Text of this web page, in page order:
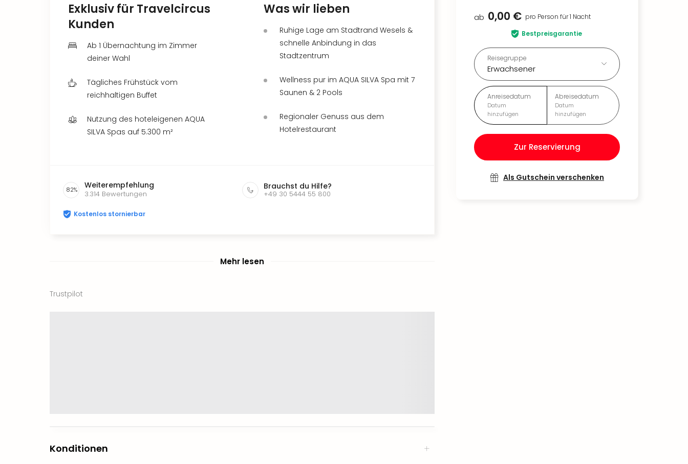
ab 0,00 € pro Person für 1 Nacht
Bestpreisgarantie
Reisegruppe
Erwachsener
Anreisedatum
Datum
hinzufügen
Abreisedatum
Datum
hinzufügen
Zur Reservierung
Als Gutschein verschenken
Exklusiv für Travelcircus
Kunden
Ab 1 Übernachtung im Zimmer
deiner Wahl
Tägliches Frühstück vom
reichhaltigen Buffet
Nutzung des hoteleigenen AQUA
SILVA Spas auf 5.300 m²
Was wir lieben
Ruhige Lage am Stadtrand Wesels &
schnelle Anbindung in das
Stadtzentrum
Wellness pur im AQUA SILVA Spa mit 7
Saunen & 2 Pools
Regionaler Genuss aus dem
Hotelrestaurant
82% Weiterempfehlung
3.314 Bewertungen
Brauchst du Hilfe?
+49 30 5444 55 800
Kostenlos stornierbar
Mehr lesen
Trustpilot
Konditionen